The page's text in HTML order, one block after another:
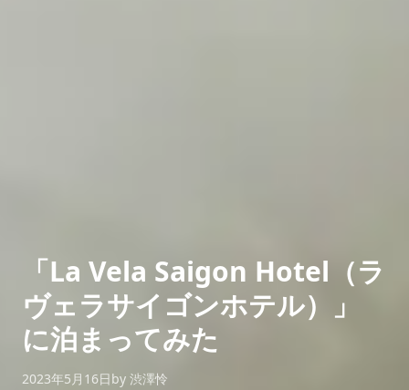
「La Vela Saigon Hotel（ラ
ヴェラサイゴンホテル）」
に泊まってみた
2023年5月16日by 渋澤怜